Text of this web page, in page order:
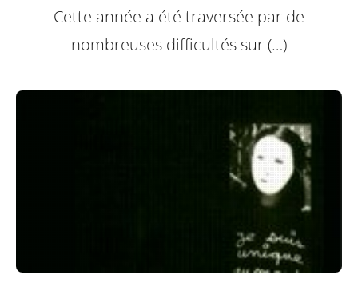
Cette année a été traversée par de
nombreuses difficultés sur (…)